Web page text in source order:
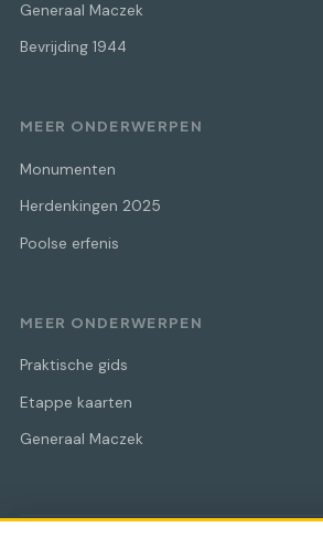
Generaal Maczek
Bevrijding 1944
MEER ONDERWERPEN
Monumenten
Herdenkingen 2025
Poolse erfenis
MEER ONDERWERPEN
Praktische gids
Etappe kaarten
Generaal Maczek